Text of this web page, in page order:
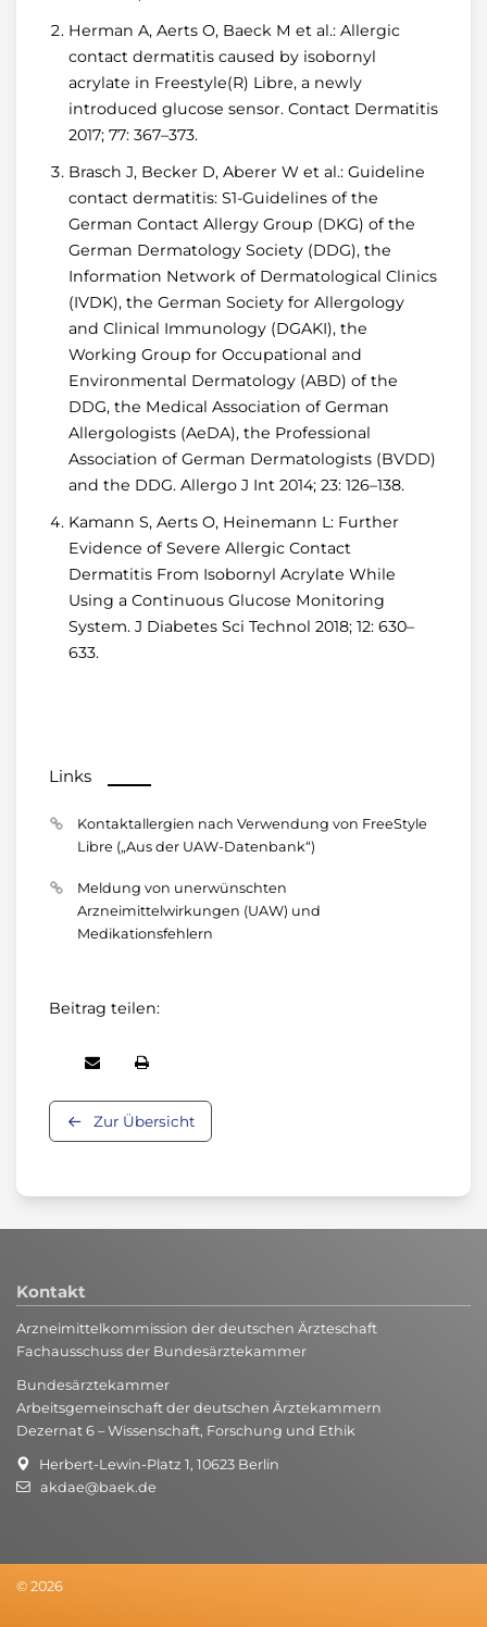
Herman A, Aerts O, Baeck M et al.: Allergic
contact dermatitis caused by isobornyl
acrylate in Freestyle(R) Libre, a newly
introduced glucose sensor. Contact Dermatitis
2017; 77: 367–373.
Brasch J, Becker D, Aberer W et al.: Guideline
contact dermatitis: S1-Guidelines of the
German Contact Allergy Group (DKG) of the
German Dermatology Society (DDG), the
Information Network of Dermatological Clinics
(IVDK), the German Society for Allergology
and Clinical Immunology (DGAKI), the
Working Group for Occupational and
Environmental Dermatology (ABD) of the
DDG, the Medical Association of German
Allergologists (AeDA), the Professional
Association of German Dermatologists (BVDD)
and the DDG. Allergo J Int 2014; 23: 126–138.
Kamann S, Aerts O, Heinemann L: Further
Evidence of Severe Allergic Contact
Dermatitis From Isobornyl Acrylate While
Using a Continuous Glucose Monitoring
System. J Diabetes Sci Technol 2018; 12: 630–
633.
Links
Kontaktallergien nach Verwendung von FreeStyle
Libre („Aus der UAW-Datenbank“)
Meldung von unerwünschten
Arzneimittelwirkungen (UAW) und
Medikationsfehlern
Beitrag teilen:
Zur Übersicht
Kontakt
Arzneimittelkommission der deutschen Ärzteschaft
Fachausschuss der Bundesärztekammer
Bundesärztekammer
Arbeitsgemeinschaft der deutschen Ärztekammern
Dezernat 6 – Wissenschaft, Forschung und Ethik
Herbert-Lewin-Platz 1, 10623 Berlin
akdae@baek.de
© 2026